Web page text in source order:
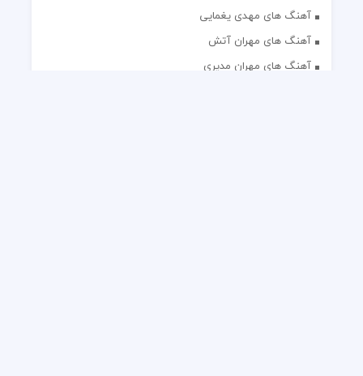
آهنگ های مهدی یغمایی
آهنگ های مهران آتش
آهنگ های مهران مدیری